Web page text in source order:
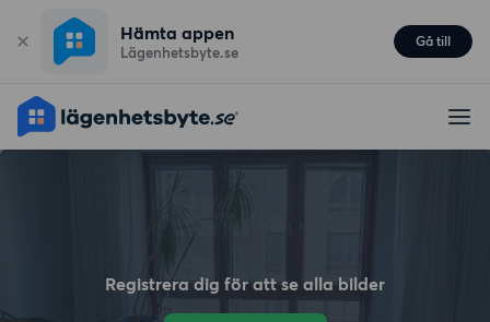
Hämta appen
Lägenhetsbyte.se
Gå till
Registrera dig för att se alla bilder